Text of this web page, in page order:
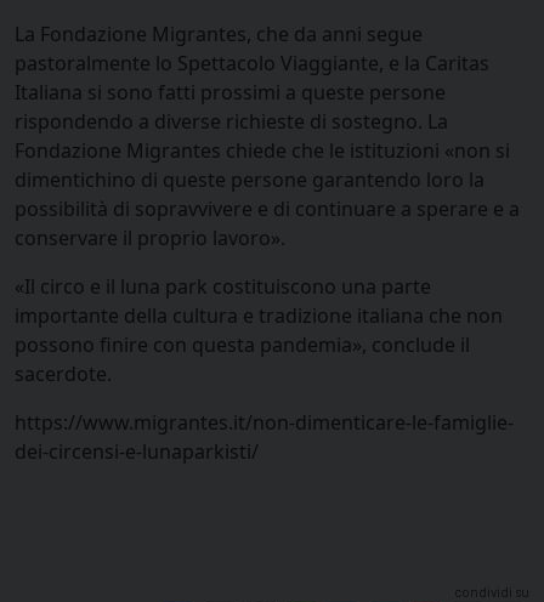
La Fondazione Migrantes, che da anni segue
pastoralmente lo Spettacolo Viaggiante, e la Caritas
Italiana si sono fatti prossimi a queste persone
rispondendo a diverse richieste di sostegno. La
Fondazione Migrantes chiede che le istituzioni «non si
dimentichino di queste persone garantendo loro la
possibilità di sopravvivere e di continuare a sperare e a
conservare il proprio lavoro».
«Il circo e il luna park costituiscono una parte
importante della cultura e tradizione italiana che non
possono finire con questa pandemia», conclude il
sacerdote.
https://www.migrantes.it/non-dimenticare-le-famiglie-
dei-circensi-e-lunaparkisti/
condividi su